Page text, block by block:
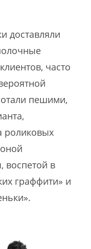
доставляли
часто
пешими,
роликовых
воспетой в
граффити» и